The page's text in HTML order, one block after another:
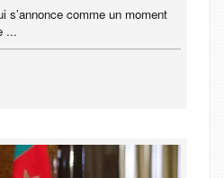
s’annonce comme un moment
...